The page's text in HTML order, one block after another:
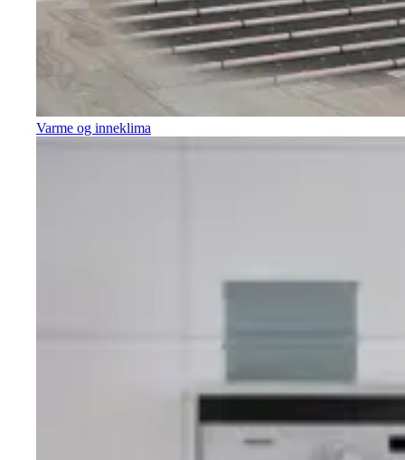
Varme og inneklima